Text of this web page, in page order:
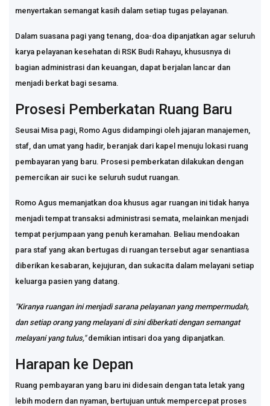
menyertakan semangat kasih dalam setiap tugas pelayanan.
Dalam suasana pagi yang tenang, doa-doa dipanjatkan agar seluruh
karya pelayanan kesehatan di RSK Budi Rahayu, khususnya di
bagian administrasi dan keuangan, dapat berjalan lancar dan
menjadi berkat bagi sesama.
Prosesi Pemberkatan Ruang Baru
Seusai Misa pagi, Romo Agus didampingi oleh jajaran manajemen,
staf, dan umat yang hadir, beranjak dari kapel menuju lokasi ruang
pembayaran yang baru. Prosesi pemberkatan dilakukan dengan
pemercikan air suci ke seluruh sudut ruangan.
Romo Agus memanjatkan doa khusus agar ruangan ini tidak hanya
menjadi tempat transaksi administrasi semata, melainkan menjadi
tempat perjumpaan yang penuh keramahan. Beliau mendoakan
para staf yang akan bertugas di ruangan tersebut agar senantiasa
diberikan kesabaran, kejujuran, dan sukacita dalam melayani setiap
keluarga pasien yang datang.
"Kiranya ruangan ini menjadi sarana pelayanan yang mempermudah,
dan setiap orang yang melayani di sini diberkati dengan semangat
melayani yang tulus,"demikian intisari doa yang dipanjatkan.
Harapan ke Depan
Ruang pembayaran yang baru ini didesain dengan tata letak yang
lebih modern dan nyaman, bertujuan untuk mempercepat proses